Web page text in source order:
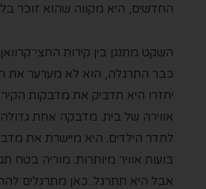
החדשים, היא מקווה שהוא זוכר
השקט מתנגן בין קירות
כבר התרגלה, הוא לא מערער את
יחזרו היא תדביק את מדבקות
אווירה של בית. מדבקה אחת גדולה
לחדר הילדים. היא מיישרת את
בועות אוויר מיותרות. מוריה בטח
אבל היא תתרגל. כאן מתרגלים